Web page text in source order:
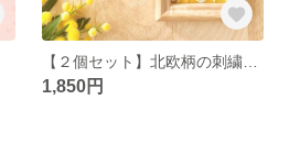
【２個セット】北欧柄の刺繍ミニフレーム＊*
1,850円